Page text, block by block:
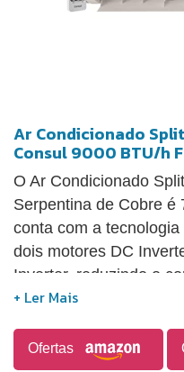
Ar Condicionado
Consul 9000 BTU/h
O Ar Condicionado
Serpentina de Cobre é
conta com a
dois motores DC
Inverter, reduzindo o
uso. Ele é mais
Ofertas